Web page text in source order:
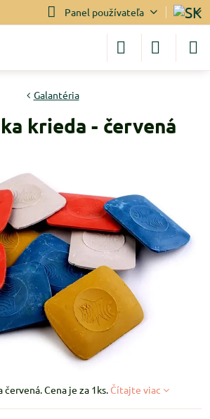
Panel používateľa
Galantéria
krieda - červená
Cena je za 1ks. Čítajte viac